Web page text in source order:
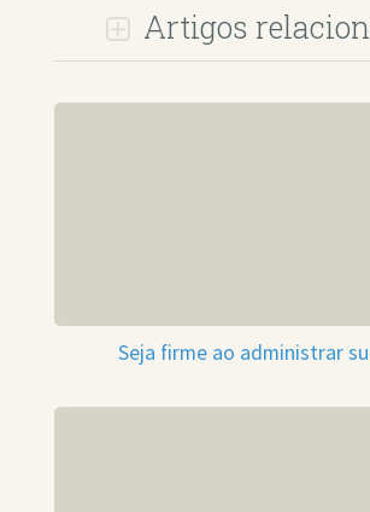
Artigos
Seja firme ao administrar